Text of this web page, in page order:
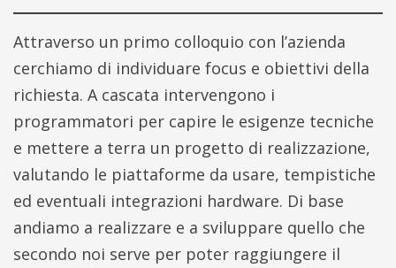
Attraverso un primo colloquio con l’azienda
cerchiamo di individuare focus e obiettivi della
richiesta. A cascata intervengono i
programmatori per capire le esigenze tecniche
e mettere a terra un progetto di realizzazione,
valutando le piattaforme da usare, tempistiche
ed eventuali integrazioni hardware. Di base
andiamo a realizzare e a sviluppare quello che
secondo noi serve per poter raggiungere il